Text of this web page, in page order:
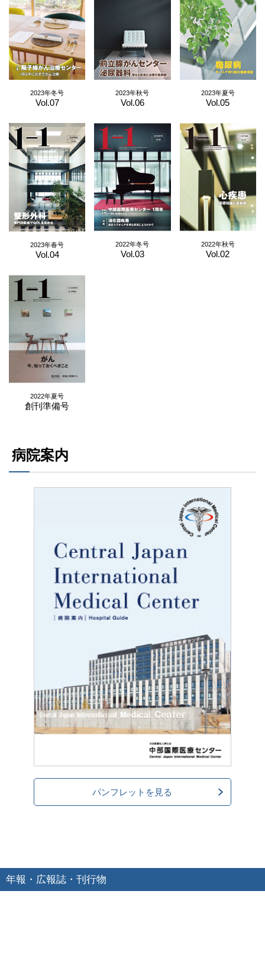
2023年冬号
Vol.07
2023年秋号
Vol.06
2023年夏号
Vol.05
2023年春号
Vol.04
2022年冬号
Vol.03
2022年秋号
Vol.02
2022年夏号
創刊準備号
病院案内
パンフレットを見る
年報・広報誌・刊行物